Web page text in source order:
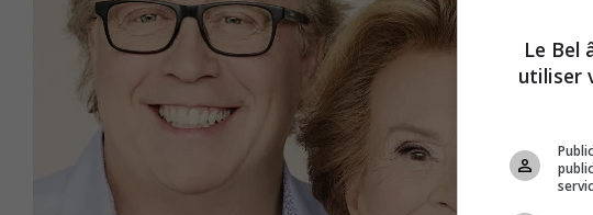
Le Bel
utiliser